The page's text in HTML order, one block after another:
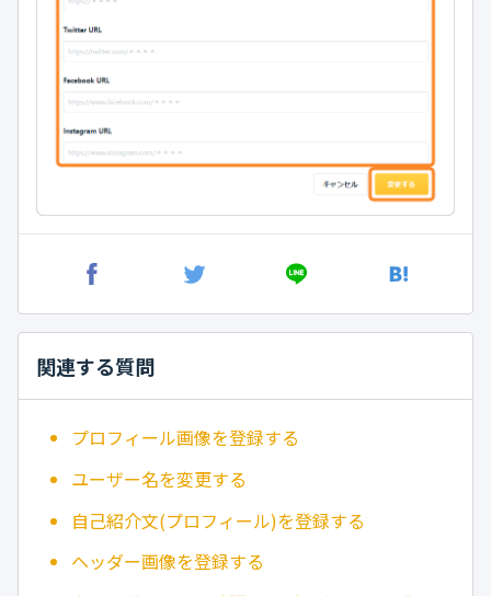
関連する質問
プロフィール画像を登録する
ユーザー名を変更する
自己紹介文(プロフィール)を登録する
ヘッダー画像を登録する